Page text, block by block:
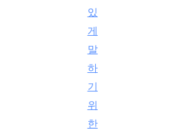
있
게
말
하
기
위
한